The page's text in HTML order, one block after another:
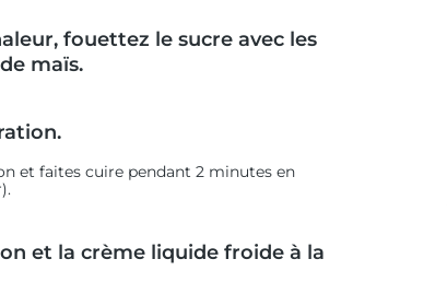
fouettez le sucre avec les
maïs.
et faites cuire pendant 2 minutes en
et la crème liquide froide à la